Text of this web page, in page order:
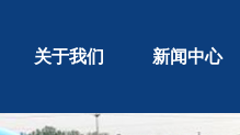
关于我们 新闻中心